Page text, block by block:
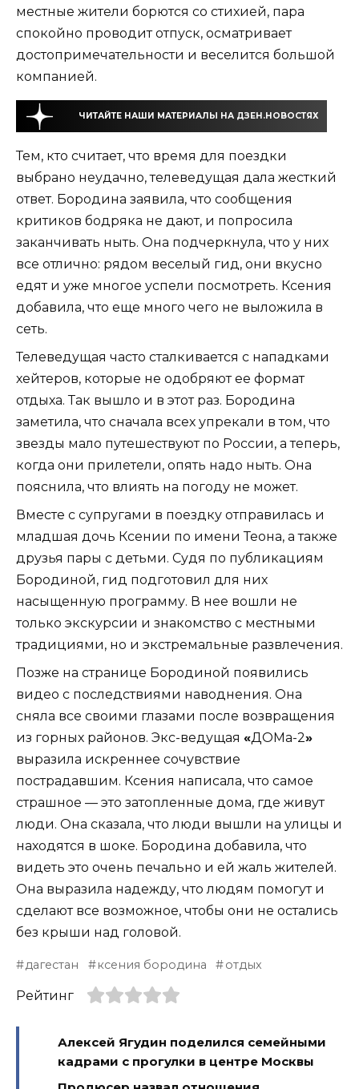
местные жители борются со стихией, пара
спокойно проводит отпуск, осматривает
достопримечательности и веселится большой
компанией.
ЧИТАЙТЕ НАШИ МАТЕРИАЛЫ НА ДЗЕН.НОВОСТЯХ
Тем, кто считает, что время для поездки
выбрано неудачно, телеведущая дала жесткий
ответ. Бородина заявила, что сообщения
критиков бодряка не дают, и попросила
заканчивать ныть. Она подчеркнула, что у них
все отлично: рядом веселый гид, они вкусно
едят и уже многое успели посмотреть. Ксения
добавила, что еще много чего не выложила в
сеть.
Телеведущая часто сталкивается с нападками
хейтеров, которые не одобряют ее формат
отдыха. Так вышло и в этот раз. Бородина
заметила, что сначала всех упрекали в том, что
звезды мало путешествуют по России, а теперь,
когда они прилетели, опять надо ныть. Она
пояснила, что влиять на погоду не может.
Вместе с супругами в поездку отправилась и
младшая дочь Ксении по имени Теона, а также
друзья пары с детьми. Судя по публикациям
Бородиной, гид подготовил для них
насыщенную программу. В нее вошли не
только экскурсии и знакомство с местными
традициями, но и экстремальные развлечения.
Позже на странице Бородиной появились
видео с последствиями наводнения. Она
сняла все своими глазами после возвращения
из горных районов. Экс-ведущая «ДОМа-2»
выразила искреннее сочувствие
пострадавшим. Ксения написала, что самое
страшное — это затопленные дома, где живут
люди. Она сказала, что люди вышли на улицы и
находятся в шоке. Бородина добавила, что
видеть это очень печально и ей жаль жителей.
Она выразила надежду, что людям помогут и
сделают все возможное, чтобы они не остались
без крыши над головой.
дагестан ксения бородина отдых
Рейтинг
Алексей Ягудин поделился семейными
кадрами с прогулки в центре Москвы